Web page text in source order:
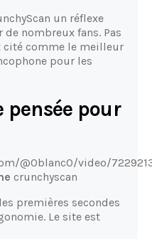
un réflexe
nombreux fans. Pas
comme le meilleur
pour les
pensée pour
@0blanc0/video/
crunchyscan
premières secondes
Le site est